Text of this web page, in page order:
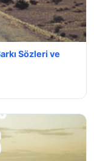
Sözleri ve